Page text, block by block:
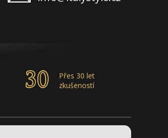
Přes 30 let
zkušeností